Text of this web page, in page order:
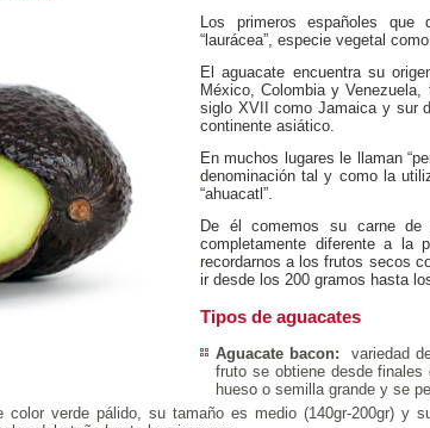
Los primeros españoles que
“laurácea”, especie vegetal
El aguacate encuentra su
México, Colombia y
siglo XVII como Jamaica y sur
continente asiático.
En muchos lugares le llaman
denominación tal y como la
“ahuacatl”.
De él comemos su carne
completamente diferente a la
recordarnos a los frutos secos
ir desde los 200 gramos hasta
Tipos de aguacates
Aguacate bacon:
variedad
fruto se obtiene desde finales
hueso o semilla grande y se
color verde pálido, su tamaño es medio (140gr-200gr) y